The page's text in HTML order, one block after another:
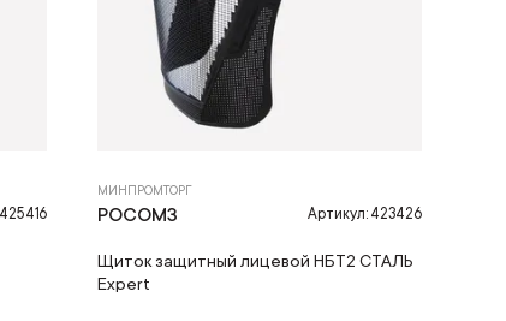
МИНПРОМТОРГ
РОСОМЗ Артикул: 423426
Щиток защитный лицевой НБТ2 СТАЛЬ
Expert